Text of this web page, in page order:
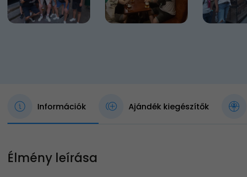
Információk Ajándék kiegészítők
Élmény leírása